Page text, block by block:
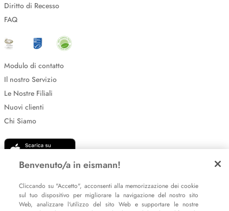
Diritto di Recesso
FAQ
Modulo di contatto
Il nostro Servizio
Le Nostre Filiali
Nuovi clienti
Chi Siamo
Benvenuto/a in eismann!
Cliccando su "Accetto", acconsenti alla memorizzazione dei cookie
sul tuo dispositivo per migliorare la navigazione del nostro sito
Web, analizzare l'utilizzo del sito Web e supportare le nostre